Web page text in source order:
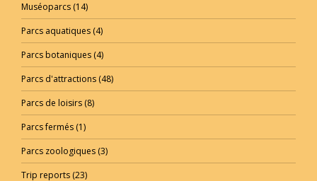
Muséoparcs (14)
Parcs aquatiques (4)
Parcs botaniques (4)
Parcs d'attractions (48)
Parcs de loisirs (8)
Parcs fermés (1)
Parcs zoologiques (3)
Trip reports (23)